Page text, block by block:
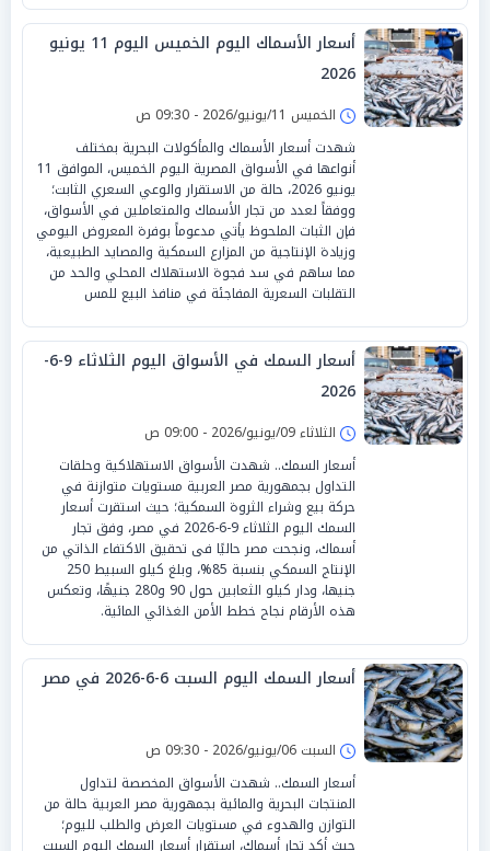
أسعار الأسماك اليوم الخميس اليوم 11 يونيو
2026
الخميس 11/يونيو/2026 - 09:30 ص
شهدت أسعار الأسماك والمأكولات البحرية بمختلف
أنواعها في الأسواق المصرية اليوم الخميس، الموافق 11
يونيو 2026، حالة من الاستقرار والوعي السعري الثابت؛
ووفقاً لعدد من تجار الأسماك والمتعاملين في الأسواق،
فإن الثبات الملحوظ يأتي مدعوماً بوفرة المعروض اليومي
وزيادة الإنتاجية من المزارع السمكية والمصايد الطبيعية،
مما ساهم في سد فجوة الاستهلاك المحلي والحد من
التقلبات السعرية المفاجئة في منافذ البيع للمس
أسعار السمك في الأسواق اليوم الثلاثاء 9-6-
2026
الثلاثاء 09/يونيو/2026 - 09:00 ص
أسعار السمك.. شهدت الأسواق الاستهلاكية وحلقات
التداول بجمهورية مصر العربية مستويات متوازنة في
حركة بيع وشراء الثروة السمكية؛ حيث استقرت أسعار
السمك اليوم الثلاثاء 9-6-2026 في مصر، وفق تجار
أسماك، ونجحت مصر حاليًا فى تحقيق الاكتفاء الذاتي من
الإنتاج السمكي بنسبة 85%، وبلغ كيلو السبيط 250
جنيها، ودار كيلو الثعابين حول 90 و280 جنيهًا، وتعكس
هذه الأرقام نجاح خطط الأمن الغذائي المائية.
أسعار السمك اليوم السبت 6-6-2026 في مصر
السبت 06/يونيو/2026 - 09:30 ص
أسعار السمك.. شهدت الأسواق المخصصة لتداول
المنتجات البحرية والمائية بجمهورية مصر العربية حالة من
التوازن والهدوء في مستويات العرض والطلب لليوم؛
حيث أكد تجار أسماك، استقرار أسعار السمك اليوم السبت